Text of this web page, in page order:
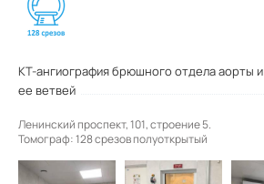
КТ-ангиография брюшного отдела аорты и
ее ветвей
Ленинский проспект, 101, строение 5.
Томограф: 128 срезов полуоткрытый